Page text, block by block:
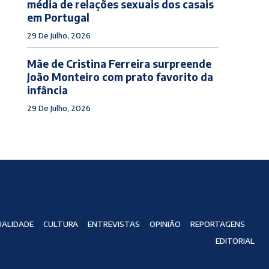
média de relações sexuais dos casais
em Portugal
29 De Julho, 2026
Mãe de Cristina Ferreira surpreende
João Monteiro com prato favorito da
infância
29 De Julho, 2026
CULTURA ENTREVISTAS OPINIÃO
REPORTAGENS
EDITORIAL